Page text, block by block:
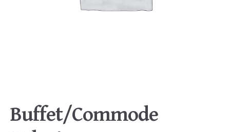
Buffet/Commode